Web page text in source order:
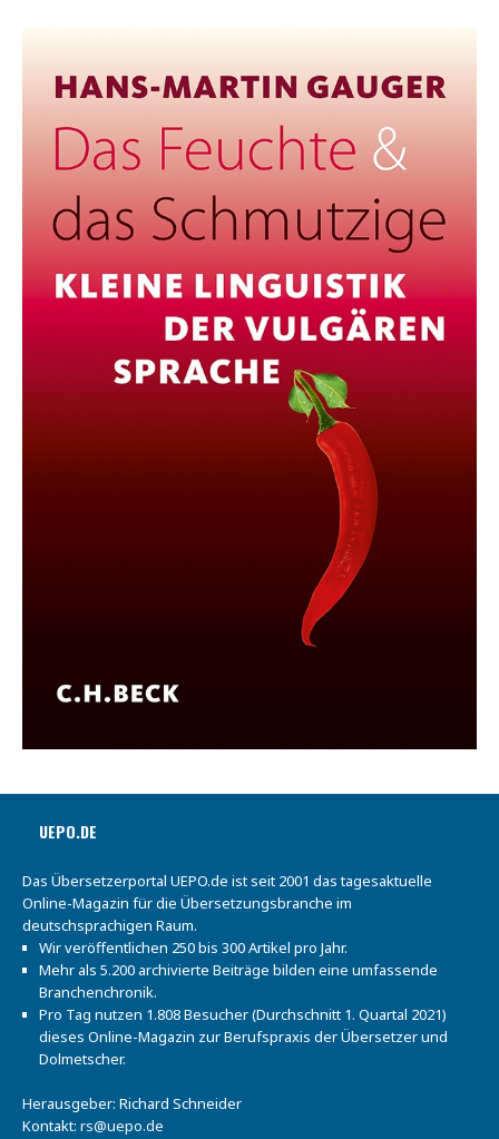
UEPO.DE
Das Übersetzerportal UEPO.de ist seit 2001 das tagesaktuelle
Online-Magazin für die Übersetzungsbranche im
deutschsprachigen Raum.
Wir veröffentlichen 250 bis 300 Artikel pro Jahr.
Mehr als 5.200 archivierte Beiträge bilden eine umfassende
Branchenchronik.
Pro Tag nutzen 1.808 Besucher (Durchschnitt 1. Quartal 2021)
dieses Online-Magazin zur Berufspraxis der Übersetzer und
Dolmetscher.
Herausgeber: Richard Schneider
Kontakt: rs@uepo.de